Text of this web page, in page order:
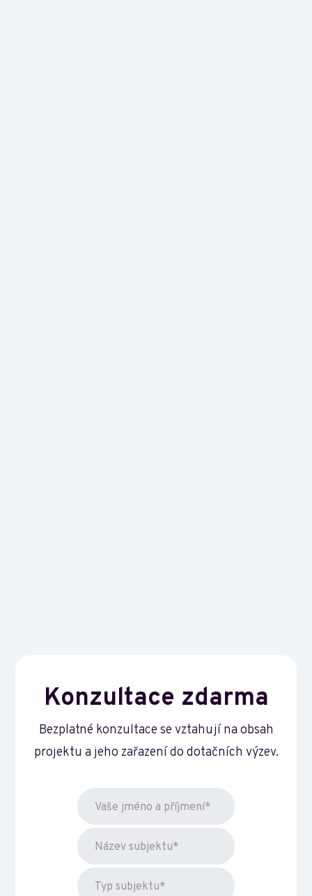
Konzultace zdarma
Bezplatné konzultace se vztahují na obsah
projektu a jeho zařazení do dotačních výzev.